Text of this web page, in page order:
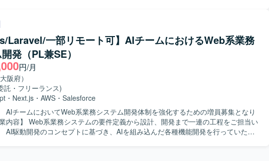
する課題の解決を主導していただきます。 クライアントIT部門の一員としてプロ
の統括と推進を担い、課題管理チケットの処理や進捗管理を通じてプロジェクト
ための支援を行っていただきます。 【求める人物像】 関係者を巻き込みな
ェクトを推進できる方を求めております。 【ポジションの魅力】 グローバ
小売企業の大規模ERPバージョンアッププロジェクトに参画し、複数国にまたが
推進やベンダーコントロールの経験を積むことができます。 【開発環境】
AX、Microsoft Dynamics365を中心としたERP環境でのプロジェクトとな
Laravel/一部リモート可】AIチームにおけるWeb系業務
発（PL兼SE）
円/月
阪府）
託・フリーランス)
・ Next.js ・ AWS ・ Salesforce
AIチームにおいてWeb系業務システム開発体制を強化するための増員募集となり
AI駆動開発のコンセプトに基づき、AIを組み込んだ各種機能開発を行っていただ